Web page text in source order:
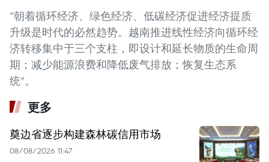
“朝着循环经济、绿色经济、低碳经济促进经济提质
升级是时代的必然趋势。越南推进线性经济向循环经
济转移集中于三个支柱，即设计和延长物质的生命周
期；减少能源浪费和降低废气排放；恢复生态系
统”。
更多
奠边省逐步构建森林碳信用市场
08/08/2026 11:47